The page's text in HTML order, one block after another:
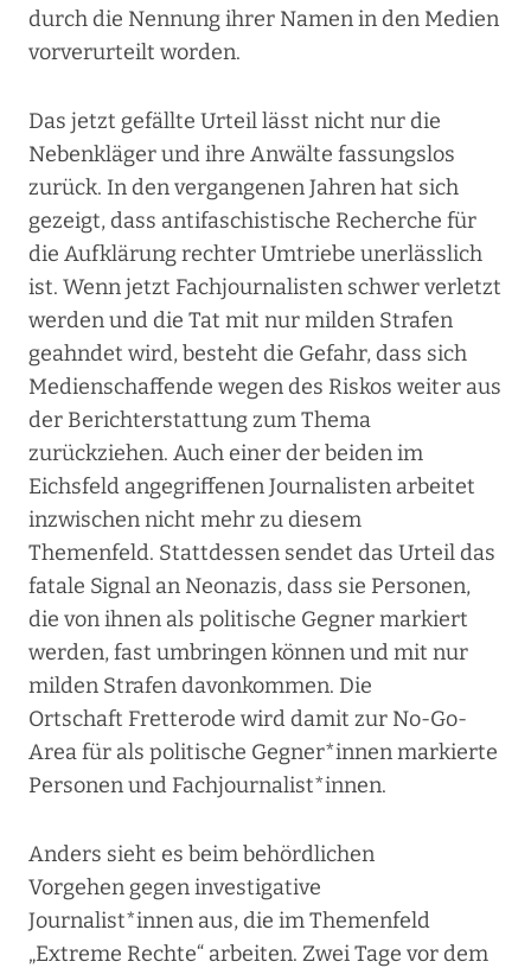
durch die Nennung ihrer Namen in den Medien
vorverurteilt worden.
Das jetzt gefällte Urteil lässt nicht nur die
Nebenkläger und ihre Anwälte fassungslos
zurück. In den vergangenen Jahren hat sich
gezeigt, dass antifaschistische Recherche für
die Aufklärung rechter Umtriebe unerlässlich
ist. Wenn jetzt Fachjournalisten schwer verletzt
werden und die Tat mit nur milden Strafen
geahndet wird, besteht die Gefahr, dass sich
Medienschaffende wegen des Riskos weiter aus
der Berichterstattung zum Thema
zurückziehen. Auch einer der beiden im
Eichsfeld angegriffenen Journalisten arbeitet
inzwischen nicht mehr zu diesem
Themenfeld. Stattdessen sendet das Urteil das
fatale Signal an Neonazis, dass sie Personen,
die von ihnen als politische Gegner markiert
werden, fast umbringen können und mit nur
milden Strafen davonkommen. Die
Ortschaft Fretterode wird damit zur No-Go-
Area für als politische Gegner*innen markierte
Personen und Fachjournalist*innen.
Anders sieht es beim behördlichen
Vorgehen gegen investigative
Journalist*innen aus, die im Themenfeld
„Extreme Rechte“ arbeiten. Zwei Tage vor dem